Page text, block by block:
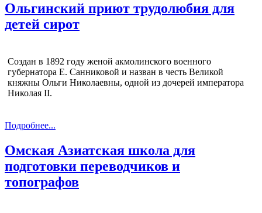
Ольгинский приют трудолюбия для
детей сирот
Создан в 1892 году женой акмолинского военного
губернатора Е. Санниковой и назван в честь Великой
княжны Ольги Николаевны, одной из дочерей императора
Николая II.
Подробнее...
Омская Азиатская школа для
подготовки переводчиков и
топографов